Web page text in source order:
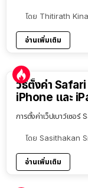
โดย Thitirath
อ่านเพิ่มเติม
วิธีตั้งค่า Safari
iPhone และ
การตั้งค่าเว็ปเบาว์เซอ
โดย Sasithakan
อ่านเพิ่มเติม